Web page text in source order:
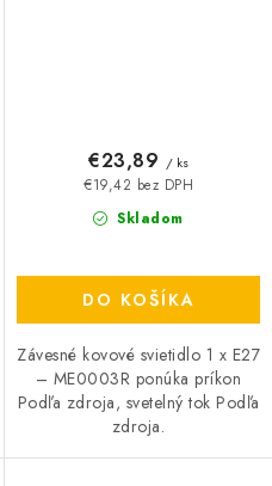
Skladom
€19,42 bez DPH
€23,89 / ks
DO KOŠÍKA
Závesné kovové svietidlo 1 x E27
– ME0003R ponúka príkon
Podľa zdroja, svetelný tok Podľa
zdroja.